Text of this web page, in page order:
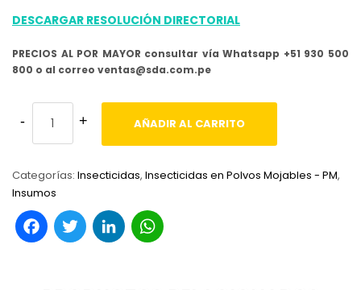
DESCARGAR RESOLUCIÓN DIRECTORIAL
PRECIOS AL POR MAYOR consultar vía Whatsapp +51 930 500
800 o al correo ventas@sda.com.pe
AÑADIR AL CARRITO
Categorías: Insecticidas, Insecticidas en Polvos Mojables - PM,
Insumos
Facebook
TwitterLinkedIn